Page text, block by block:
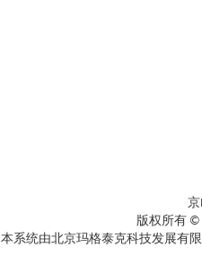
京
版权所有 ©
本系统由北京玛格泰克科技发展有